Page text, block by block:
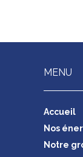
MENU
Accueil
Nos
Notre